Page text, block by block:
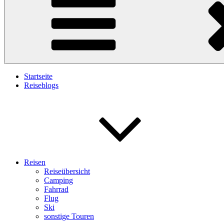
Startseite
Reiseblogs
Reisen
Reiseübersicht
Camping
Fahrrad
Flug
Ski
sonstige Touren